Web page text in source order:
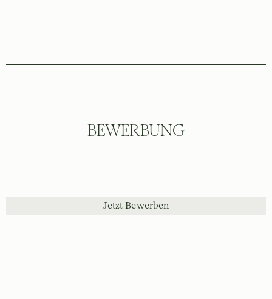
BEWERBUNG
Jetzt Bewerben